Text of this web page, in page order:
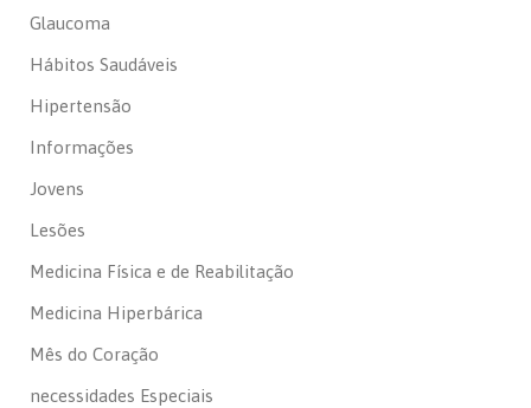
Glaucoma
Hábitos Saudáveis
Hipertensão
Informações
Jovens
Lesões
Medicina Física e de Reabilitação
Medicina Hiperbárica
Mês do Coração
necessidades Especiais